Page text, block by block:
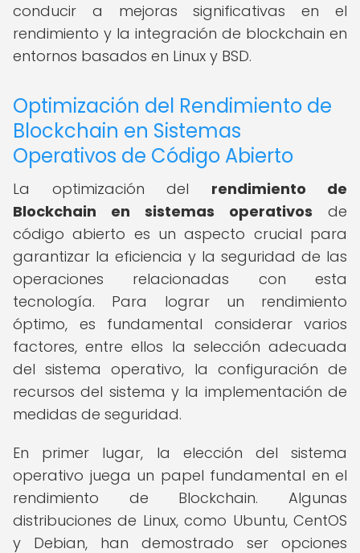
conducir a mejoras significativas en el
rendimiento y la integración de blockchain en
entornos basados en Linux y BSD.
Optimización del Rendimiento de
Blockchain en Sistemas
Operativos de Código Abierto
La optimización del rendimiento de
Blockchain en sistemas operativos de
código abierto es un aspecto crucial para
garantizar la eficiencia y la seguridad de las
operaciones relacionadas con esta
tecnología. Para lograr un rendimiento
óptimo, es fundamental considerar varios
factores, entre ellos la selección adecuada
del sistema operativo, la configuración de
recursos del sistema y la implementación de
medidas de seguridad.
En primer lugar, la elección del sistema
operativo juega un papel fundamental en el
rendimiento de Blockchain. Algunas
distribuciones de Linux, como Ubuntu, CentOS
y Debian, han demostrado ser opciones